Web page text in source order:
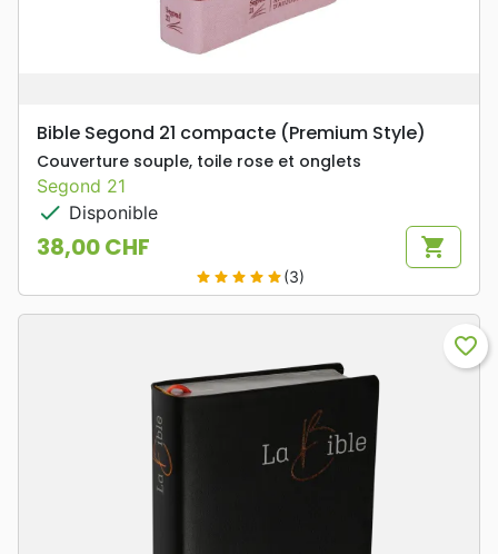
Bible Segond 21 compacte (Premium Style)
Couverture souple, toile rose et onglets
Segond 21
check Disponible
Prix
38,00 CHF shopping_cart
star star star star star(3)
favorite_border